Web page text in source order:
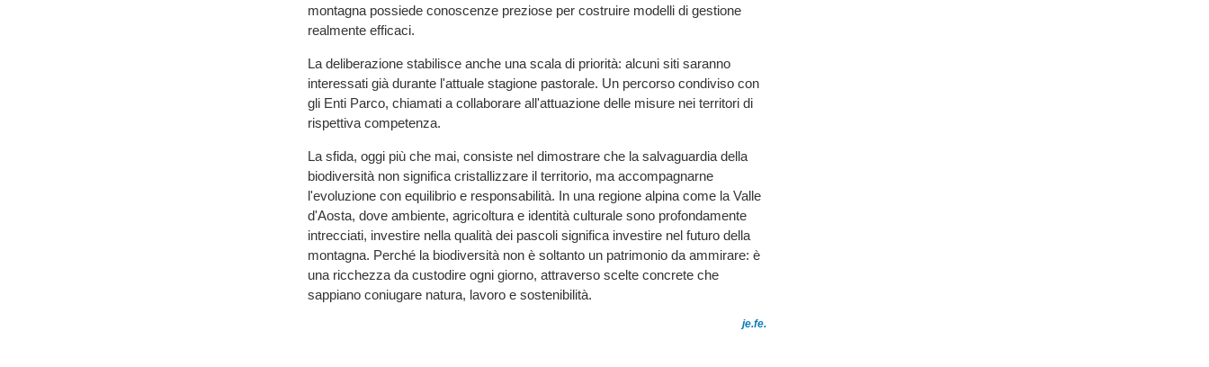
montagna possiede conoscenze preziose per costruire modelli di gestione
realmente efficaci.
La deliberazione stabilisce anche una scala di priorità: alcuni siti saranno
interessati già durante l'attuale stagione pastorale. Un percorso condiviso con
gli Enti Parco, chiamati a collaborare all'attuazione delle misure nei territori di
rispettiva competenza.
La sfida, oggi più che mai, consiste nel dimostrare che la salvaguardia della
biodiversità non significa cristallizzare il territorio, ma accompagnarne
l'evoluzione con equilibrio e responsabilità. In una regione alpina come la Valle
d'Aosta, dove ambiente, agricoltura e identità culturale sono profondamente
intrecciati, investire nella qualità dei pascoli significa investire nel futuro della
montagna. Perché la biodiversità non è soltanto un patrimonio da ammirare: è
una ricchezza da custodire ogni giorno, attraverso scelte concrete che
sappiano coniugare natura, lavoro e sostenibilità.
je.fe.